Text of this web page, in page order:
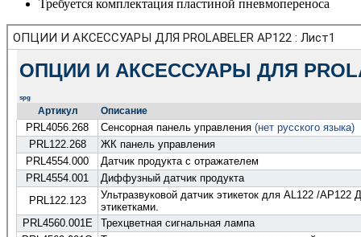
Требуется комплектация пластиной пневмопереноса